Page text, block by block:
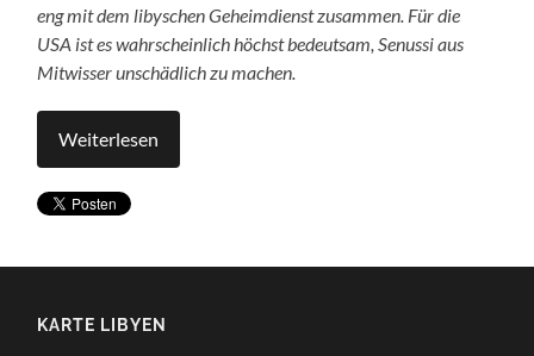
eng mit dem libyschen Geheimdienst zusammen. Für die
USA ist es wahrscheinlich höchst bedeutsam, Senussi aus
Mitwisser unschädlich zu machen.
Weiterlesen
KARTE LIBYEN